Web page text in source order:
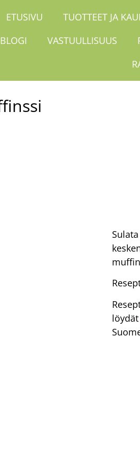
ETUSIVU TUOTTEET JA
BLOGI
VASTUULLISUUS
löydät